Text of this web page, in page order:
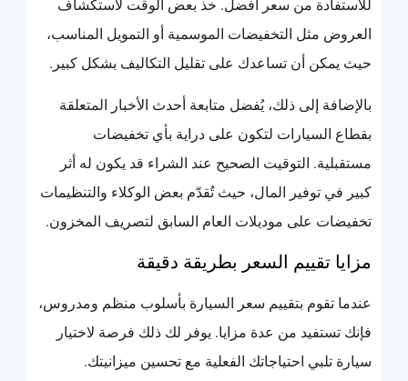
للاستفادة من سعر أفضل. خذ بعض الوقت لاستكشاف
العروض مثل التخفيضات الموسمية أو التمويل المناسب،
حيث يمكن أن تساعدك على تقليل التكاليف بشكل كبير.
بالإضافة إلى ذلك، يُفضل متابعة أحدث الأخبار المتعلقة
بقطاع السيارات لتكون على دراية بأي تخفيضات
مستقبلية. التوقيت الصحيح عند الشراء قد يكون له أثر
كبير في توفير المال، حيث تُقدّم بعض الوكلاء والتنظيمات
تخفيضات على موديلات العام السابق لتصريف المخزون.
مزايا تقييم السعر بطريقة دقيقة
عندما تقوم بتقييم سعر السيارة بأسلوب منظم ومدروس،
فإنك تستفيد من عدة مزايا. يوفر لك ذلك فرصة لاختيار
سيارة تلبي احتياجاتك الفعلية مع تحسين ميزانيتك.